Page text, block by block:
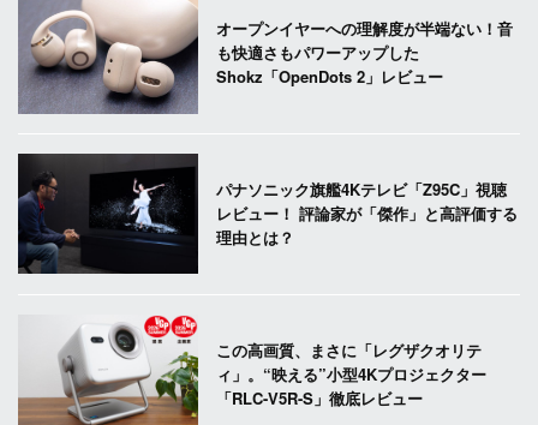
オープンイヤーへの理解度が半端ない！音
も快適さもパワーアップした
Shokz「OpenDots 2」レビュー
パナソニック旗艦4Kテレビ「Z95C」視聴
レビュー！ 評論家が「傑作」と高評価する
理由とは？
この高画質、まさに「レグザクオリテ
ィ」。“映える”小型4Kプロジェクター
「RLC-V5R-S」徹底レビュー